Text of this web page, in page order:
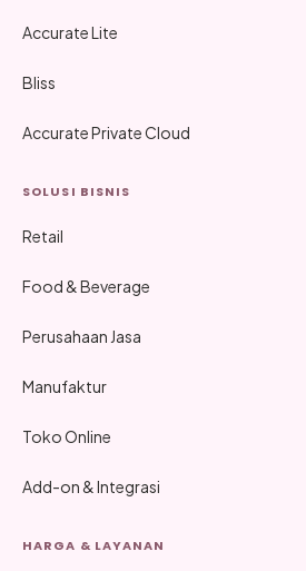
Accurate Lite
Bliss
Accurate Private Cloud
SOLUSI BISNIS
Retail
Food & Beverage
Perusahaan Jasa
Manufaktur
Toko Online
Add-on & Integrasi
HARGA & LAYANAN